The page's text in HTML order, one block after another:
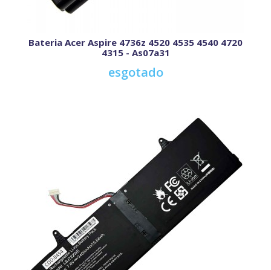
Bateria Acer Aspire 4736z 4520 4535 4540 4720
4315 - As07a31
esgotado